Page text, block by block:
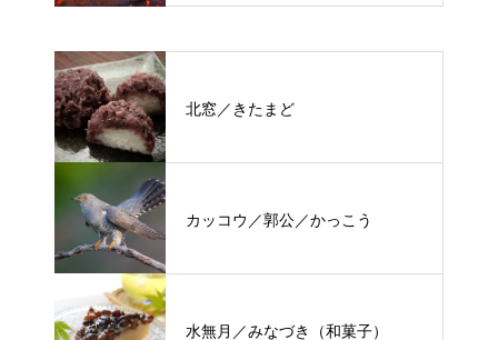
北窓／きたまど
カッコウ／郭公／かっこう
水無月／みなづき（和菓子）